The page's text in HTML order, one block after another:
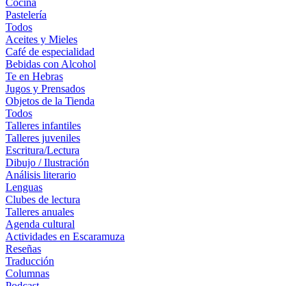
Cocina
Pastelería
Todos
Aceites y Mieles
Café de especialidad
Bebidas con Alcohol
Te en Hebras
Jugos y Prensados
Objetos de la Tienda
Todos
Talleres infantiles
Talleres juveniles
Escritura/Lectura
Dibujo / Ilustración
Análisis literario
Lenguas
Clubes de lectura
Talleres anuales
Agenda cultural
Actividades en Escaramuza
Reseñas
Traducción
Columnas